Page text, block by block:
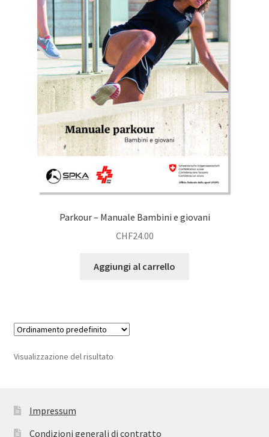
Parkour – Manuale Bambini e giovani
CHF24.00
Aggiungi al carrello
Visualizzazione del risultato
Impressum
Condizioni generali di contratto